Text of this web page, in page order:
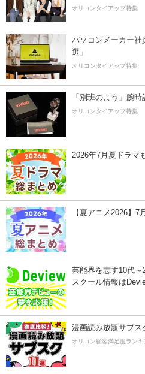
オリコンタイアップ特集
パソコンメーカー社
選」
オリコンタイアップ特集
「別班のよう」腕
オリコンタイアップ特集
2026年7月夏ドラマ
【夏アニメ2026】7
芸能界を志す10代～
スクール情報は
漫画読み放題サブス
オリコン顧客満足度ランキ